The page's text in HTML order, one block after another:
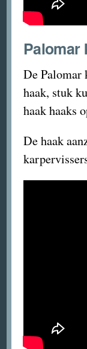
Palomar
De Palomar
haak, stuk
haak haaks
De haak